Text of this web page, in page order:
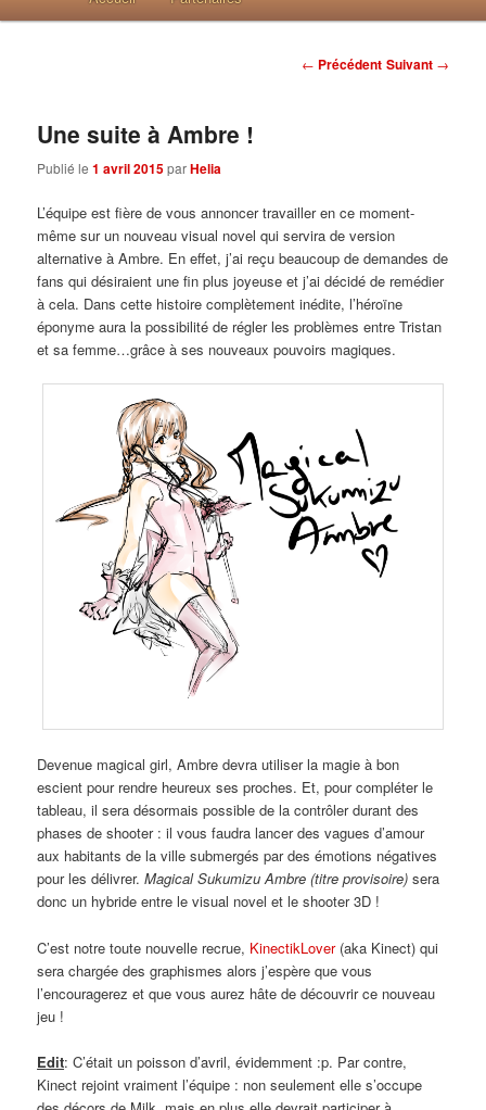
Post navigation
← Précédent Suivant →
Une suite à Ambre !
Publié le1 avril 2015parHelia
L’équipe est fière de vous annoncer travailler en ce moment-
même sur un nouveau visual novel qui servira de version
alternative à Ambre. En effet, j’ai reçu beaucoup de demandes de
fans qui désiraient une fin plus joyeuse et j’ai décidé de remédier
à cela. Dans cette histoire complètement inédite, l’héroïne
éponyme aura la possibilité de régler les problèmes entre Tristan
et sa femme…grâce à ses nouveaux pouvoirs magiques.
Devenue magical girl, Ambre devra utiliser la magie à bon
escient pour rendre heureux ses proches. Et, pour compléter le
tableau, il sera désormais possible de la contrôler durant des
phases de shooter : il vous faudra lancer des vagues d’amour
aux habitants de la ville submergés par des émotions négatives
pour les délivrer.Magical Sukumizu Ambre (titre provisoire) sera
donc un hybride entre le visual novel et le shooter 3D !
C’est notre toute nouvelle recrue, KinectikLover(aka Kinect) qui
sera chargée des graphismes alors j’espère que vous
l’encouragerez et que vous aurez hâte de découvrir ce nouveau
jeu !
Edit: C’était un poisson d’avril, évidemment :p. Par contre,
Kinect rejoint vraiment l’équipe : non seulement elle s’occupe